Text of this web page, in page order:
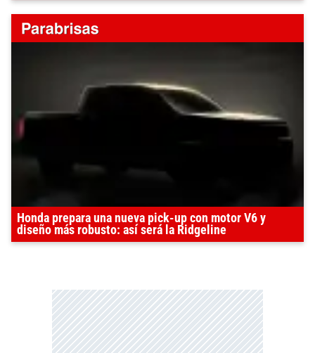
Honda prepara una nueva pick-up con motor V6 y
diseño más robusto: así será la Ridgeline